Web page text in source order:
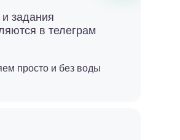
просто и без воды
задания
в телеграм